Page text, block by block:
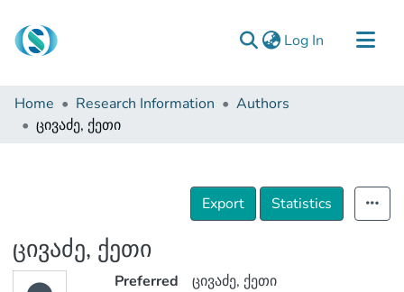
Log In (current)
Communities & Collections
Browse
Home Research Information
Authors
ცივაძე, ქეთი
Export Statistics
ცივაძე, ქეთი
Preferred
ცივაძე, ქეთი